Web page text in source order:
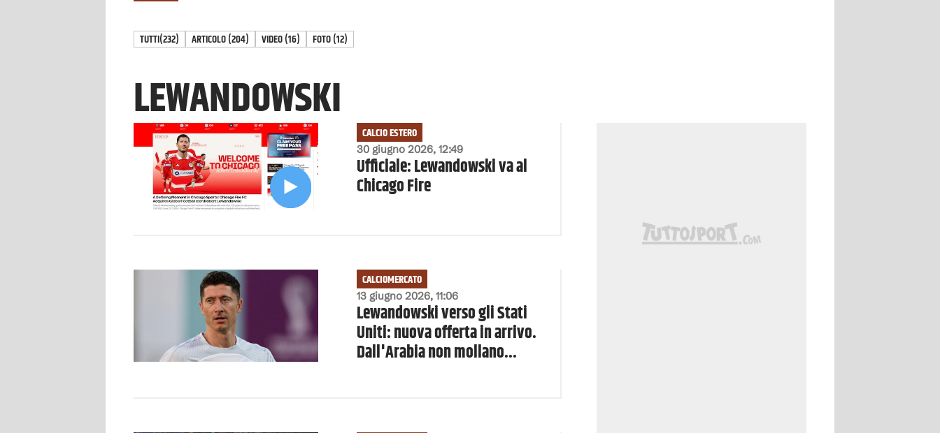
TUTTI(232) ARTICOLO(204) VIDEO(16) FOTO(12)
LEWANDOWSKI
30 giugno 2026, 12:49
CALCIO ESTERO
Ufficiale: Lewandowski va al
Chicago Fire
13 giugno 2026, 11:06
CALCIOMERCATO
Lewandowski verso gli Stati
Uniti: nuova offerta in arrivo.
Dall'Arabia non mollano...